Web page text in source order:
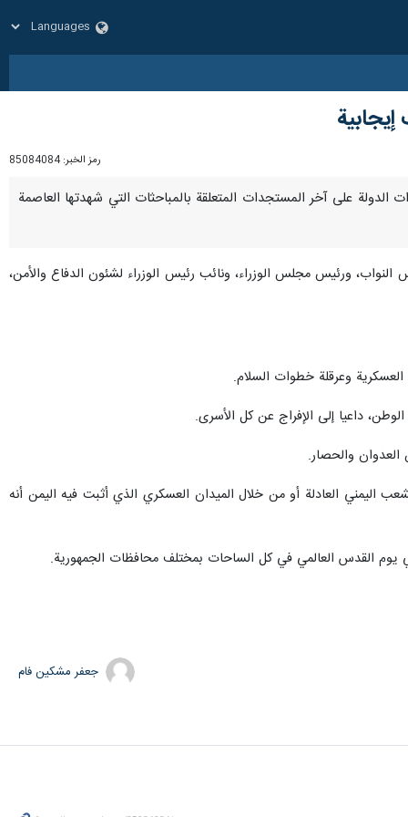
رمز الخبر: 85084084
الدولة على آخر المستجدات المتعلقة بالمباحثات التي شهدتها العاصمة
ورئيس مجلس الوزراء، ونائب رئيس الوزراء لشئون الدفاع والأمن،
وعرقلة خطوات السلام.
داعيا إلى الإفراج عن كل الأسرى.
والحصار.
اليمني العادلة أو من خلال الميدان العسكري الذي أثبت فيه اليمن أنه
في يوم القدس العالمي في كل الساحات بمختلف محافظات الجمهورية.
جعفر مشکین فام